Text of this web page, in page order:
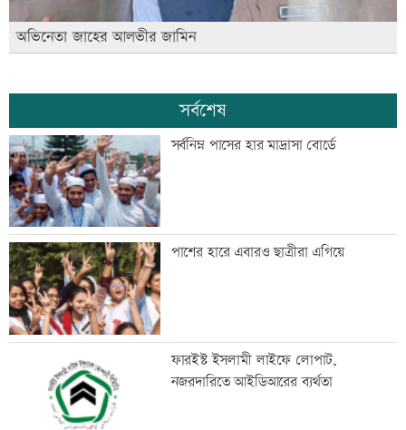
অভিনেতা জাহের আলভীর জামিন
সর্বশেষ
সর্বনিম্ন পাসের হার মাদ্রাসা বোর্ডে
পাশের হারে এবারও ছাত্রীরা এগিয়ে
ফারইস্ট ইসলামী লাইফে লোপাট,
নজরদারিতে আইডিআরের ব্যর্থতা